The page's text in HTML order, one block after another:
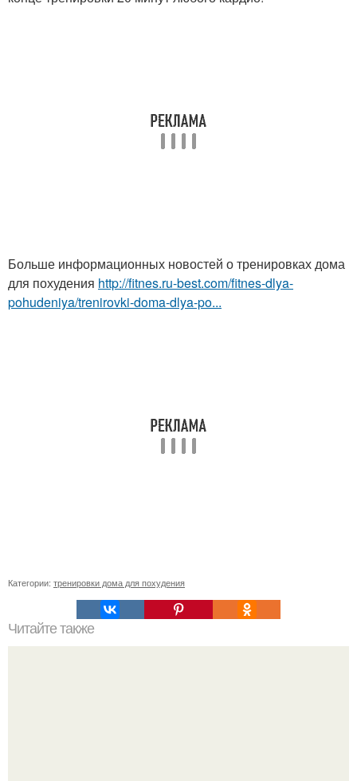
Больше информационных новостей о тренировках дома
для похудения http://fitnes.ru-best.com/fitnes-dlya-
pohudeniya/trenirovki-doma-dlya-po...
Категории: тренировки дома для похудения
Читайте также